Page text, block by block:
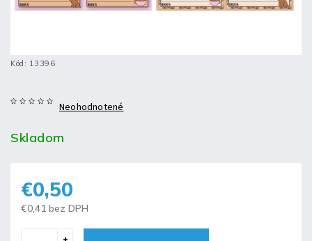
Kód: 13396
Neohodnotené
Skladom
€0,50
€0,41 bez DPH